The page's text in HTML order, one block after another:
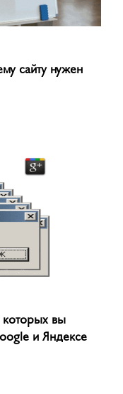
сайту нужен
которых вы
и Яндексе